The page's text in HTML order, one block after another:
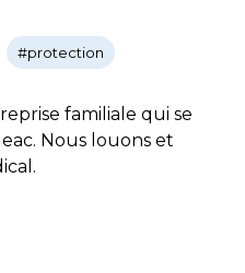
#protection
familiale qui se
Nous louons et